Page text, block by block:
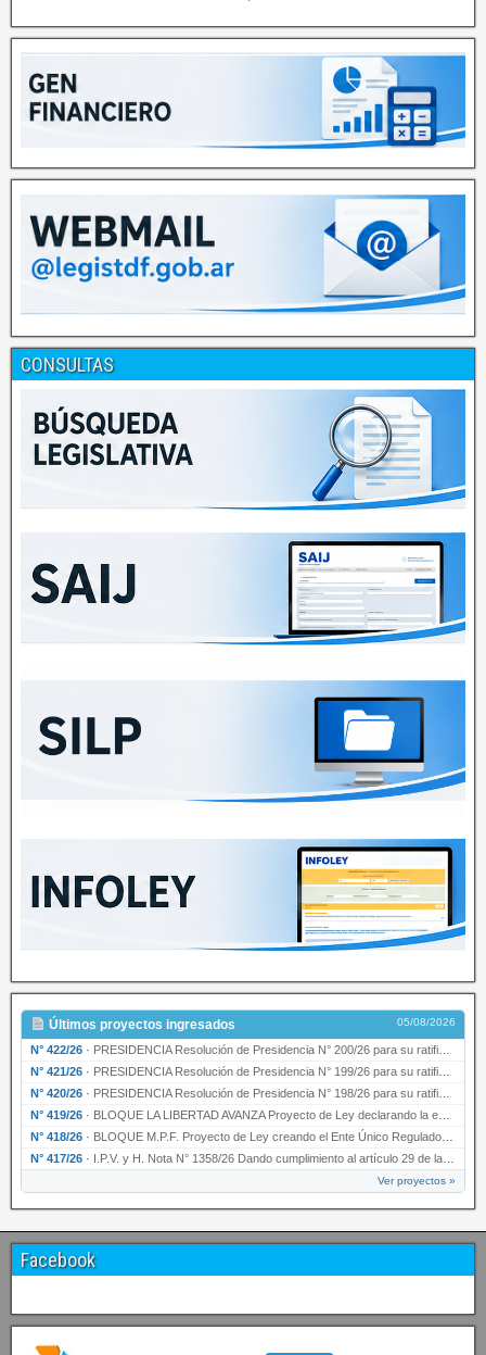
CONSULTAS
Últimos proyectos ingresados 05/08/2026
N° 422/26 · PRESIDENCIA Resolución de Presidencia N° 200/26 para su ratificación.
N° 421/26 · PRESIDENCIA Resolución de Presidencia N° 199/26 para su ratificación.
N° 420/26 · PRESIDENCIA Resolución de Presidencia N° 198/26 para su ratificación.
N° 419/26 · BLOQUE LA LIBERTAD AVANZA Proyecto de Ley declarando la esencialidad del servicio educativ…
N° 418/26 · BLOQUE M.P.F. Proyecto de Ley creando el Ente Único Regulador de servicios públicos de la …
N° 417/26 · I.P.V. y H. Nota N° 1358/26 Dando cumplimiento al artículo 29 de la Ley provincial N° 1399…
Ver proyectos »
Facebook